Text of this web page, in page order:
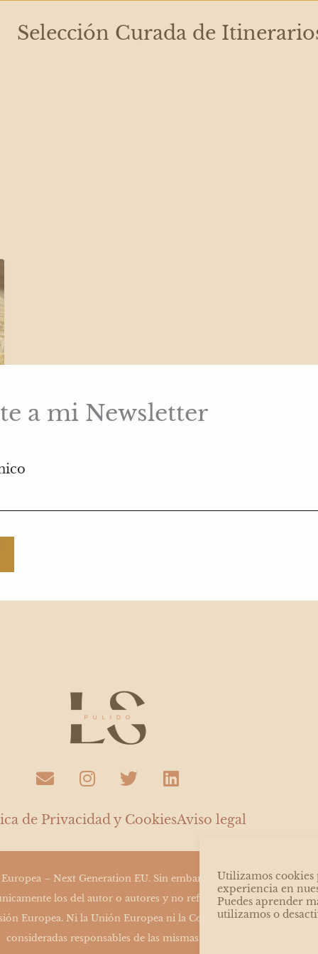
Selección Curada de
E
n
e
o
p
e
I
n
t
g
r
a
m
T
w
t
e
r
L
i
k
d
i
n
de Privacidad y CookiesAviso legal
– Next Generation EU. Sin embargo, los puntos de vista y
los del autor o autores y no reflejan necesariamente los
Europea. Ni la Unión Europea ni la Comisión Europea pueden
consideradas responsables de las mismas»
a mi Newsletter
Utilizamos
experiencia en
Puedes aprender
utilizamos o